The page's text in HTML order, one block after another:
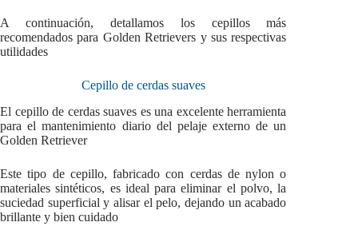
A continuación, detallamos los cepillos más
recomendados para Golden Retrievers y sus respectivas
utilidades
Cepillo de cerdas suaves
El cepillo de cerdas suaves es una excelente herramienta
para el mantenimiento diario del pelaje externo de un
Golden Retriever
Este tipo de cepillo, fabricado con cerdas de nylon o
materiales sintéticos, es ideal para eliminar el polvo, la
suciedad superficial y alisar el pelo, dejando un acabado
brillante y bien cuidado